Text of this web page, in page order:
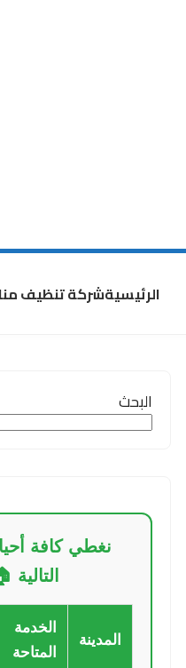
الرئيسيةشركة تنظيف
البحث
نغطي كافة
التالية
المدينة
الخدمة
المتاحة